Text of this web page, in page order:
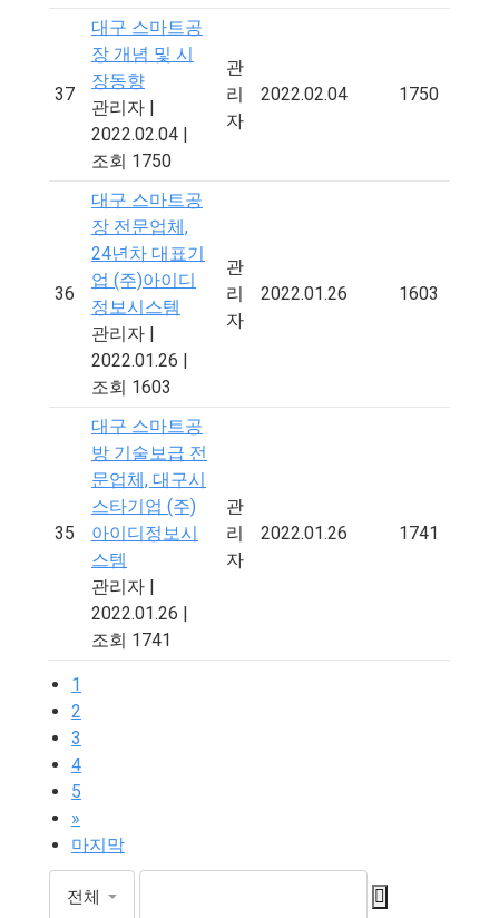
37
대구 스마트공
장 개념 및 시
장동향
관리자 |
2022.02.04 |
조회 1750
관
리
자
2022.02.04 1750
36
대구 스마트공
장 전문업체,
24년차 대표기
업 (주)아이디
정보시스템
관리자 |
2022.01.26 |
조회 1603
관
리
자
2022.01.26 1603
35
대구 스마트공
방 기술보급 전
문업체, 대구시
스타기업 (주)
아이디정보시
스템
관리자 |
2022.01.26 |
조회 1741
관
리
자
2022.01.26 1741
1
2
3
4
5
»
마지막